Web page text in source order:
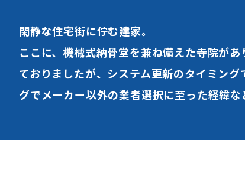
閑静な住宅街に佇む建家。
ここに、機械式納骨堂を兼ね備えた寺院が
ておりましたが、システム更新のタイミン
グでメーカー以外の業者選択に至った経緯な